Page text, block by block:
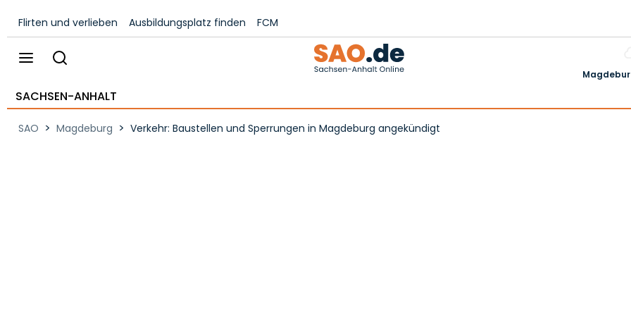
Flirten und verlieben Ausbildungsplatz finden FCM
SACHSEN-ANHALT
SAO > Magdeburg > Verkehr: Baustellen und Sperrungen in Magdeburg angekündigt